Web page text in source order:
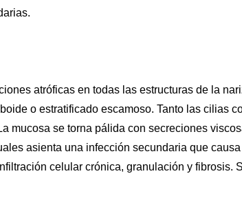
atróficas en todas las estructuras de la
o estratificado escamoso. Tanto las cilias
mucosa se torna pálida con secreciones
asienta una infección secundaria que
celular crónica, granulación y fibrosis.